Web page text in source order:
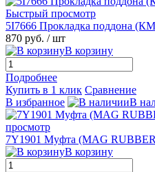
Быстрый просмотр
5I7666 Прокладка поддона
870 руб. / шт
В корзину
Подробнее
Купить в 1 клик Сравнение
В избранное
В
просмотр
7Y1901 Муфта (MAG
В корзину